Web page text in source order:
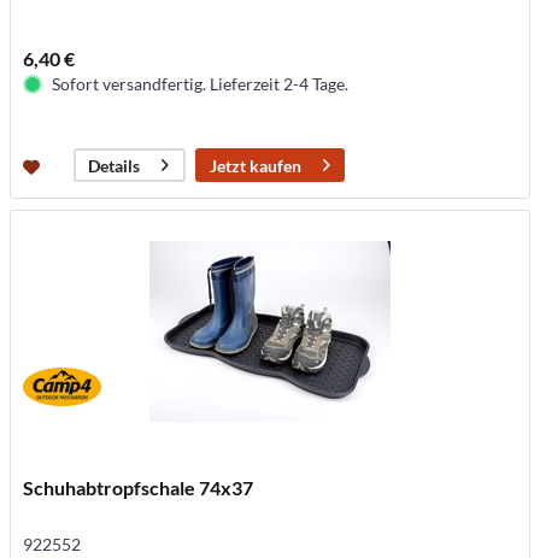
6,40 €
Sofort versandfertig. Lieferzeit 2-4 Tage.
Details Jetzt kaufen
Schuhabtropfschale 74x37
922552